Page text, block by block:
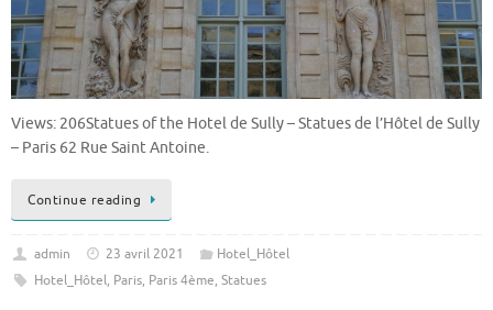
Views: 206Statues of the Hotel de Sully – Statues de l’Hôtel de Sully
– Paris 62 Rue Saint Antoine.
Continue reading
admin 23 avril 2021
Hotel_Hôtel
Hotel_Hôtel, Paris, Paris 4ème, Statues